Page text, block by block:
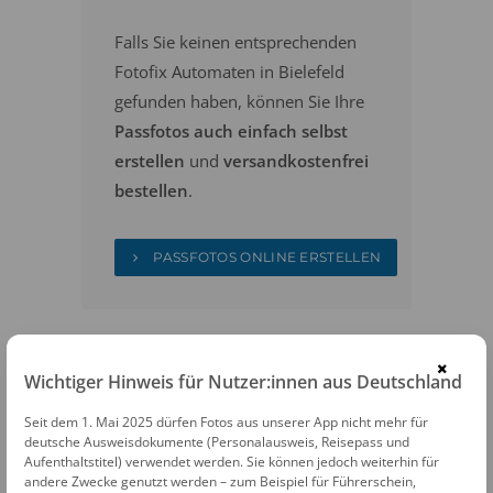
Falls Sie keinen entsprechenden
Fotofix Automaten in Bielefeld
gefunden haben, können Sie Ihre
Passfotos auch einfach selbst
erstellen und versandkostenfrei
bestellen.
PASSFOTOS ONLINE ERSTELLEN
FOTOAUTOMATEN
×
Wichtiger Hinweis für Nutzer:innen aus Deutschland
Seit dem 1. Mai 2025 dürfen Fotos aus unserer App nicht mehr für
deutsche Ausweisdokumente (Personalausweis, Reisepass und
Aufenthaltstitel) verwendet werden. Sie können jedoch weiterhin für
andere Zwecke genutzt werden – zum Beispiel für Führerschein,